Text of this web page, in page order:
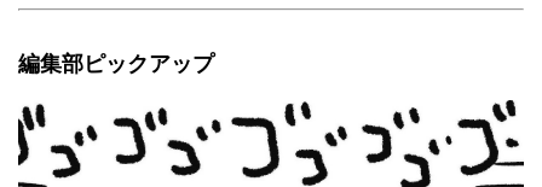
編集部ピックアップ